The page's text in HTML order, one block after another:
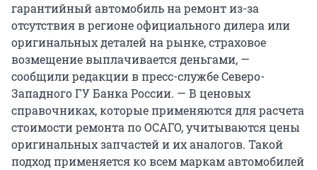
гарантийный автомобиль на ремонт из-за
отсутствия в регионе официального дилера или
оригинальных деталей на рынке, страховое
возмещение выплачивается деньгами, —
сообщили редакции в пресс-службе Северо-
Западного ГУ Банка России. — В ценовых
справочниках, которые применяются для расчета
стоимости ремонта по ОСАГО, учитываются цены
оригинальных запчастей и их аналогов. Такой
подход применяется ко всем маркам автомобилей